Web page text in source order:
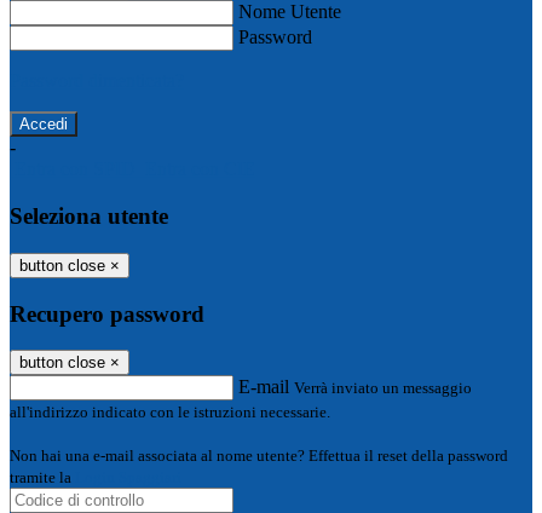
Nome Utente
Password
-
Seleziona utente
button close ×
Recupero password
button close ×
E-mail Verrà inviato un messaggio
all'indirizzo indicato con le istruzioni necessarie.
Non hai una e-mail associata al nome utente? Effettua il reset della password
tramite la